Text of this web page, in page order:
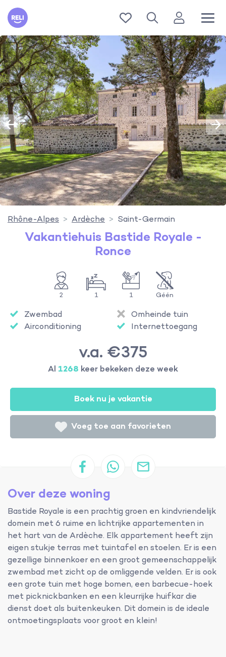
Reli
Rhône-Alpes Ardèche Saint-Germain
Vakantiehuis Bastide Royale -
Ronce
2 1 1 Géén
Zwembad
Airconditioning
Omheinde tuin
Internettoegang
v.a. €375
Al 1268 keer bekeken deze week
Boek nu je vakantie
Voeg toe aan favorieten
Over deze woning
Bastide Royale is een prachtig groen en kindvriendelijk
domein met 6 ruime en lichtrijke appartementen in
het hart van de Ardèche. Elk appartement heeft zijn
eigen stukje terras met tuintafel en stoelen. Er is een
gezellige binnenkoer en een groot gemeenschappelijk
zwembad met zicht op de omliggende velden. Er is ook
een grote tuin met hoge bomen, een barbecue-hoek
met picknickbanken en een kleurrijke huifkar die
dienst doet als buitenkeuken. Dit domein is de ideale
ontmoetingsplaats voor groot en klein!